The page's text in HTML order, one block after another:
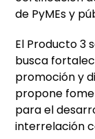
de PyMEs y
El Producto 3
busca
promoción y
propone
para el
interrelación